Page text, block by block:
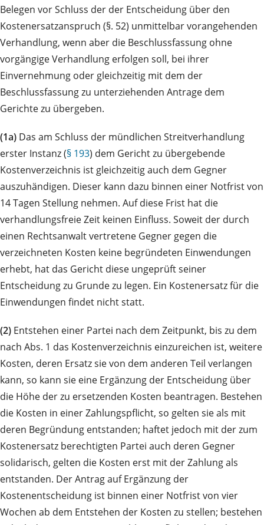
Belegen vor Schluss der der Entscheidung über den
Kostenersatzanspruch (§. 52) unmittelbar vorangehenden
Verhandlung, wenn aber die Beschlussfassung ohne
vorgängige Verhandlung erfolgen soll, bei ihrer
Einvernehmung oder gleichzeitig mit dem der
Beschlussfassung zu unterziehenden Antrage dem
Gerichte zu übergeben.
(1a) Das am Schluss der mündlichen Streitverhandlung
erster Instanz (§ 193) dem Gericht zu übergebende
Kostenverzeichnis ist gleichzeitig auch dem Gegner
auszuhändigen. Dieser kann dazu binnen einer Notfrist von
14 Tagen Stellung nehmen. Auf diese Frist hat die
verhandlungsfreie Zeit keinen Einfluss. Soweit der durch
einen Rechtsanwalt vertretene Gegner gegen die
verzeichneten Kosten keine begründeten Einwendungen
erhebt, hat das Gericht diese ungeprüft seiner
Entscheidung zu Grunde zu legen. Ein Kostenersatz für die
Einwendungen findet nicht statt.
(2) Entstehen einer Partei nach dem Zeitpunkt, bis zu dem
nach Abs. 1 das Kostenverzeichnis einzureichen ist, weitere
Kosten, deren Ersatz sie von dem anderen Teil verlangen
kann, so kann sie eine Ergänzung der Entscheidung über
die Höhe der zu ersetzenden Kosten beantragen. Bestehen
die Kosten in einer Zahlungspflicht, so gelten sie als mit
deren Begründung entstanden; haftet jedoch mit der zum
Kostenersatz berechtigten Partei auch deren Gegner
solidarisch, gelten die Kosten erst mit der Zahlung als
entstanden. Der Antrag auf Ergänzung der
Kostenentscheidung ist binnen einer Notfrist von vier
Wochen ab dem Entstehen der Kosten zu stellen; bestehen